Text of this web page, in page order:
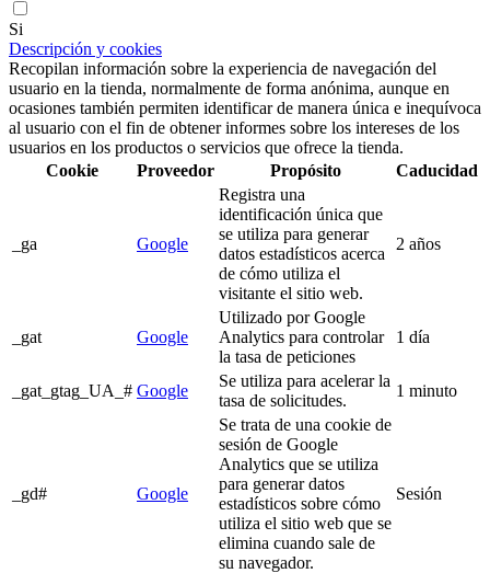
Si
Descripción y cookies
Recopilan información sobre la experiencia de navegación del
usuario en la tienda, normalmente de forma anónima, aunque en
ocasiones también permiten identificar de manera única e inequívoca
al usuario con el fin de obtener informes sobre los intereses de los
usuarios en los productos o servicios que ofrece la tienda.
Cookie
Proveedor Propósito Caducidad
_ga Google
Registra una
identificación única que
se utiliza para generar
datos estadísticos acerca
de cómo utiliza el
visitante el sitio web.
2 años
_gat Google
Utilizado por Google
Analytics para controlar
la tasa de peticiones
1 día
_gat_gtag_UA_# Google
Se utiliza para acelerar la
tasa de solicitudes.
1 minuto
_gd# Google
Se trata de una cookie de
sesión de Google
Analytics que se utiliza
para generar datos
estadísticos sobre cómo
utiliza el sitio web que se
elimina cuando sale de
su navegador.
Sesión